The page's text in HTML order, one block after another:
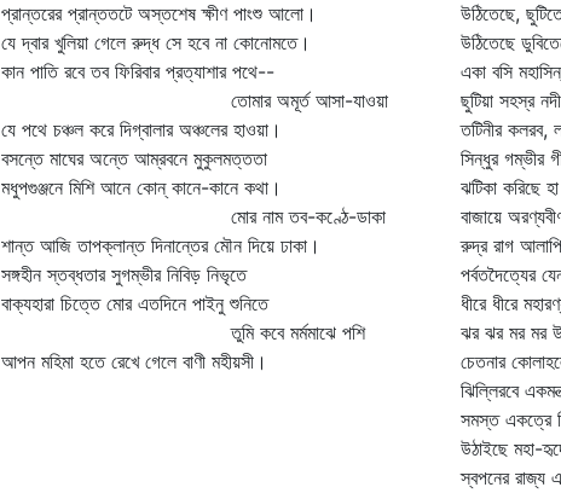
প্রান্তরের প্রান্ততটে অস্তশেষ ক্ষীণ পাংশু আলো।
যে দ্বার খুলিয়া গেলে রুদ্ধ সে হবে না কোনোমতে।
কান পাতি রবে তব ফিরিবার প্রত্যাশার পথে--
তোমার অমূর্ত আসা-যাওয়া
যে পথে চঞ্চল করে দিগ্‌বালার অঞ্চলের হাওয়া।
বসন্তে মাঘের অন্তে আম্রবনে মুকুলমত্ততা
মধুপগুঞ্জনে মিশি আনে কোন্‌ কানে-কানে কথা।
মোর নাম তব-কণ্ঠে-ডাকা
শান্ত আজি তাপক্লান্ত দিনান্তের মৌন দিয়ে ঢাকা।
সঙ্গহীন স্তব্ধতার সুগম্ভীর নিবিড় নিভৃতে
বাক্যহারা চিত্তে মোর এতদিনে পাইনু শুনিতে
তুমি কবে মর্মমাঝে পশি
আপন মহিমা হতে রেখে গেলে বাণী মহীয়সী।
উঠিতেছে,
উঠিতেছে
একা বসি
ছুটিয়া সহস্র
তটিনীর কলরব,
সিন্ধুর গম্ভীর
ঝটিকা করিছে
বাজায়ে
রুদ্র রাগ
পর্বতদৈত্যের
ধীরে ধীরে
ঝর ঝর মর মর
চেতনার
ঝিল্লিরবে
সমস্ত একত্রে
উঠাইছে মহা-
স্বপনের রাজ্য